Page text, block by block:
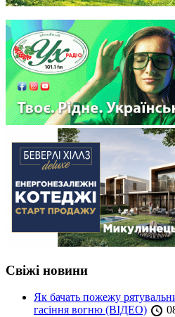
Свіжі новини
Як бачать пожежу
гасіння вогню (ВІДЕО)